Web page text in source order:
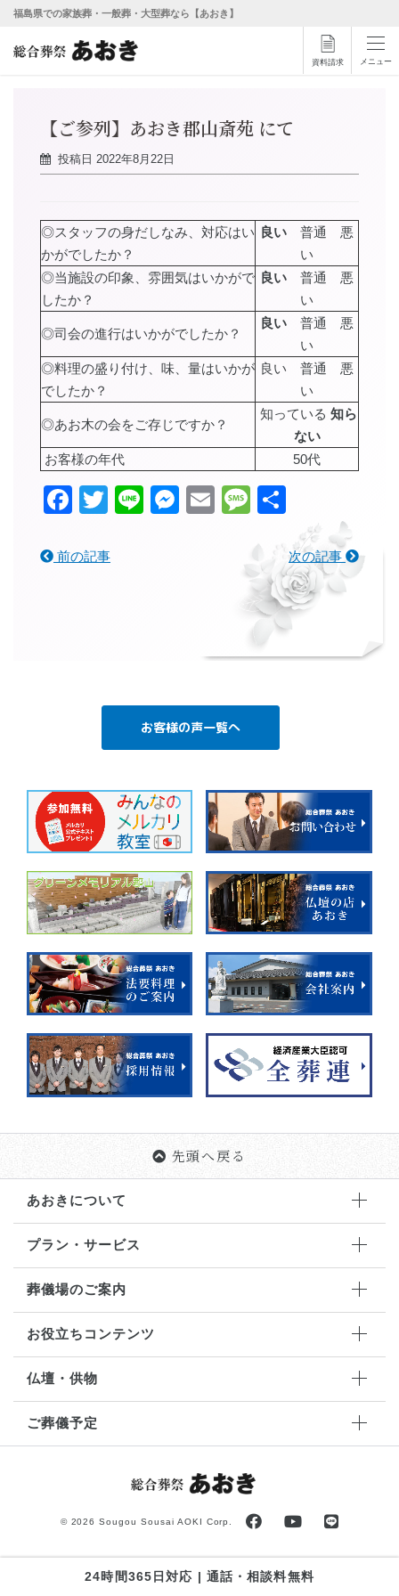
福島県での家族葬・一般葬・大型葬なら【あおき】
資料請求 メニュー
【ご参列】あおき郡山斎苑 にて
投稿日 2022年8月22日
◎スタッフの身だしなみ、対応はい
かがでしたか？
良い 普通 悪
い
◎当施設の印象、雰囲気はいかがで
したか？
良い 普通 悪
い
◎司会の進行はいかがでしたか？
良い 普通 悪
い
◎料理の盛り付け、味、量はいかが
でしたか？
良い 普通 悪
い
◎あお木の会をご存じですか？
知っている 知ら
ない
お客様の年代
50代
Facebook
Twitter
LineMessenger
EmailMessage
有
前の記事 次の記事
お客様の声一覧へ
先頭へ戻る
あおきについて
プラン・サービス
葬儀場のご案内
お役立ちコンテンツ
仏壇・供物
ご葬儀予定
© 2026 Sougou Sousai AOKI Corp.
24時間365日対応 | 通話・相談料無料